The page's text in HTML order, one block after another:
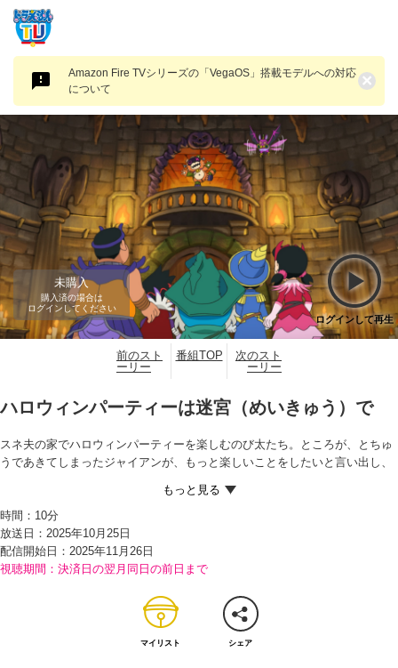
Amazon Fire TVシリーズの「VegaOS」搭載モデルへの対応
について
×
未購入
購入済の場合は
ログインしてください
ログインして再生
前のスト
ーリー
番組TOP
次のスト
ーリー
ハロウィンパーティーは迷宮（めいきゅう）で
スネ夫の家でハロウィンパーティーを楽しむのび太たち。ところが、とちゅ
うであきてしまったジャイアンが、もっと楽しいことをしたいと言い出し、
それを聞いたドラえもんは『タイム電話』を取り出すと、どこかに電話をか
ける。すると、ドラえもんの頭上にあなが開き、小包のようなものが落ちて
きた。ドラえもんが未来のゲームを注文したのだ。
ドラえもんはみんなにゲームの説明をしようとするが、スネ夫がドラえもん
から包みをうばって開けてしまう。中から出てきたのは、『迷宮脱出（だっ
こびで、ドラえもんの話も聞かずに、ゲームを始めてしまった！
ゲームの中にすいこまれていくのび太たちをあわてて追いかけるドラえも
ん。ゲームの中は古いお城のような場所になっており、みんなそれぞれハロ
時間： 10分
放送日：2025年10月25日
配信開始日： 2025年11月26日
視聴期間：決済日の翌月同日の前日まで
マイリスト シェア